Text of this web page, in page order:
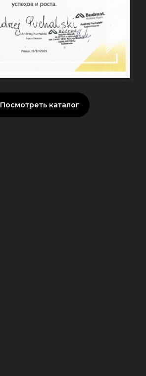
Посмотреть каталог